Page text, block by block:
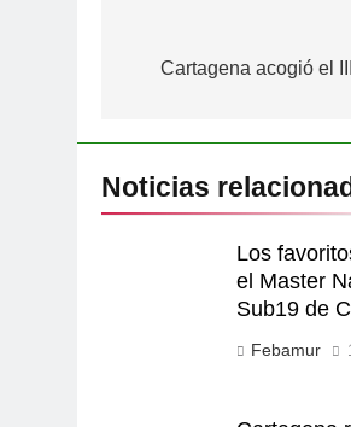
Cartagena acogió el
Noticias
Los
el Master
Sub19 de
Febamur